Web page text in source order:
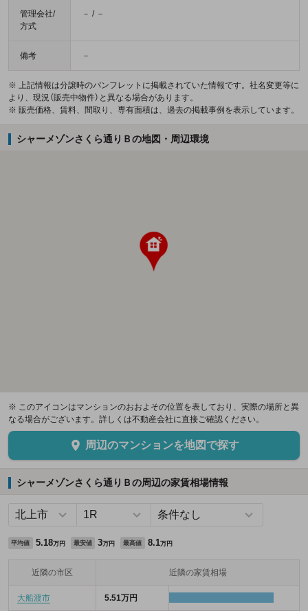
管理会社/
方式
－ / －
備考 －
※ 上記情報は分譲時のパンフレットに掲載されていた情報です。社名変更等に
より、現況（販売中物件）と異なる場合があります。
※ 販売価格、賃料、間取り、専有面積は、過去の掲載事例を表示しています。
シャーメゾンさくら通りＢの地図・周辺環境
※ このアイコンはマンションのおおよその位置を表しており、実際の場所と異
なる場合がございます。詳しくは不動産会社に直接ご確認ください。
周辺のマンションを地図で探す
シャーメゾンさくら通りＢの周辺の家賃相場情報
平均値 5.18万円 最安値 3万円 最高値 8.1万円
近隣の市区 近隣の家賃相場
大船渡市 5.51万円